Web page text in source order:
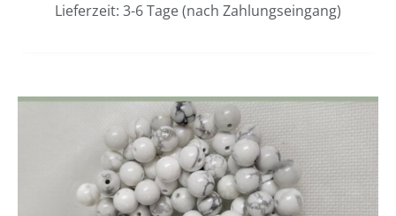
Lieferzeit: 3-6 Tage (nach Zahlungseingang)